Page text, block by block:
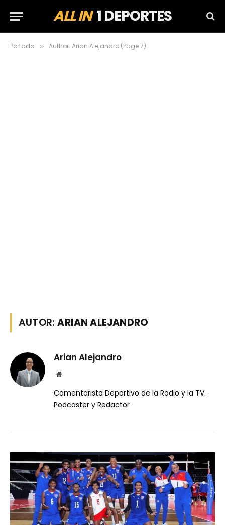
ALL IN1 DEPORTES
Portada » Author: Arian Alejandro (Page 7)
AUTOR:ARIAN ALEJANDRO
Arian Alejandro
Website
Comentarista Deportivo de la Radio y la TV.
Podcaster y Redactor